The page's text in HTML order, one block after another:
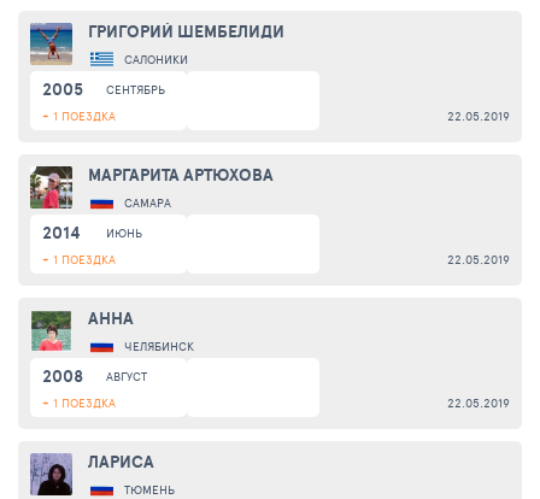
ГРИГОРИЙ ШЕМБЕЛИДИ
САЛОНИКИ
2005
СЕНТЯБРЬ
+ 1 ПОЕЗДКА
22.05.2019
МАРГАРИТА АРТЮХОВА
САМАРА
2014
ИЮНЬ
+ 1 ПОЕЗДКА
22.05.2019
АННА
ЧЕЛЯБИНСК
2008
АВГУСТ
+ 1 ПОЕЗДКА
22.05.2019
ЛАРИСА
ТЮМЕНЬ